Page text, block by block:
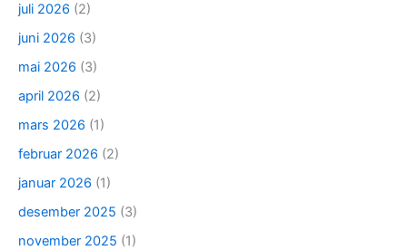
juli 2026 (2)
juni 2026 (3)
mai 2026 (3)
april 2026 (2)
mars 2026 (1)
februar 2026 (2)
januar 2026 (1)
desember 2025 (3)
november 2025 (1)